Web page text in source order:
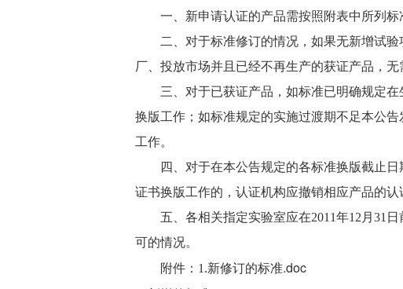
一、新申请认证的产品需按照附表中所列标
二、对于标准修订的情况，如果无新增试验
厂、投放市场并且已经不再生产的获证产品，
三、对于已获证产品，如标准已明确规定在
换版工作；如标准规定的实施过渡期不足本公
工作。
四、对于在本公告规定的各标准换版截止日
证书换版工作的，认证机构应撤销相应产品的认
五、各相关指定实验室应在2011年12月31日
可的情况。
附件：1.新修订的标准.doc